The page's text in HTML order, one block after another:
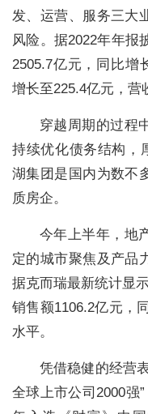
发、运营、服务三大
风险。据2022年年报
2505.7亿元，同比增
增长至225.4亿元，营
穿越周期的过程
持续优化债务结构，
湖集团是国内为数不
质房企。
今年上半年，地
定的城市聚焦及产品
据克而瑞最新统计显
销售额1106.2亿元，
水平。
凭借稳健的经营
全球上市公司2000强